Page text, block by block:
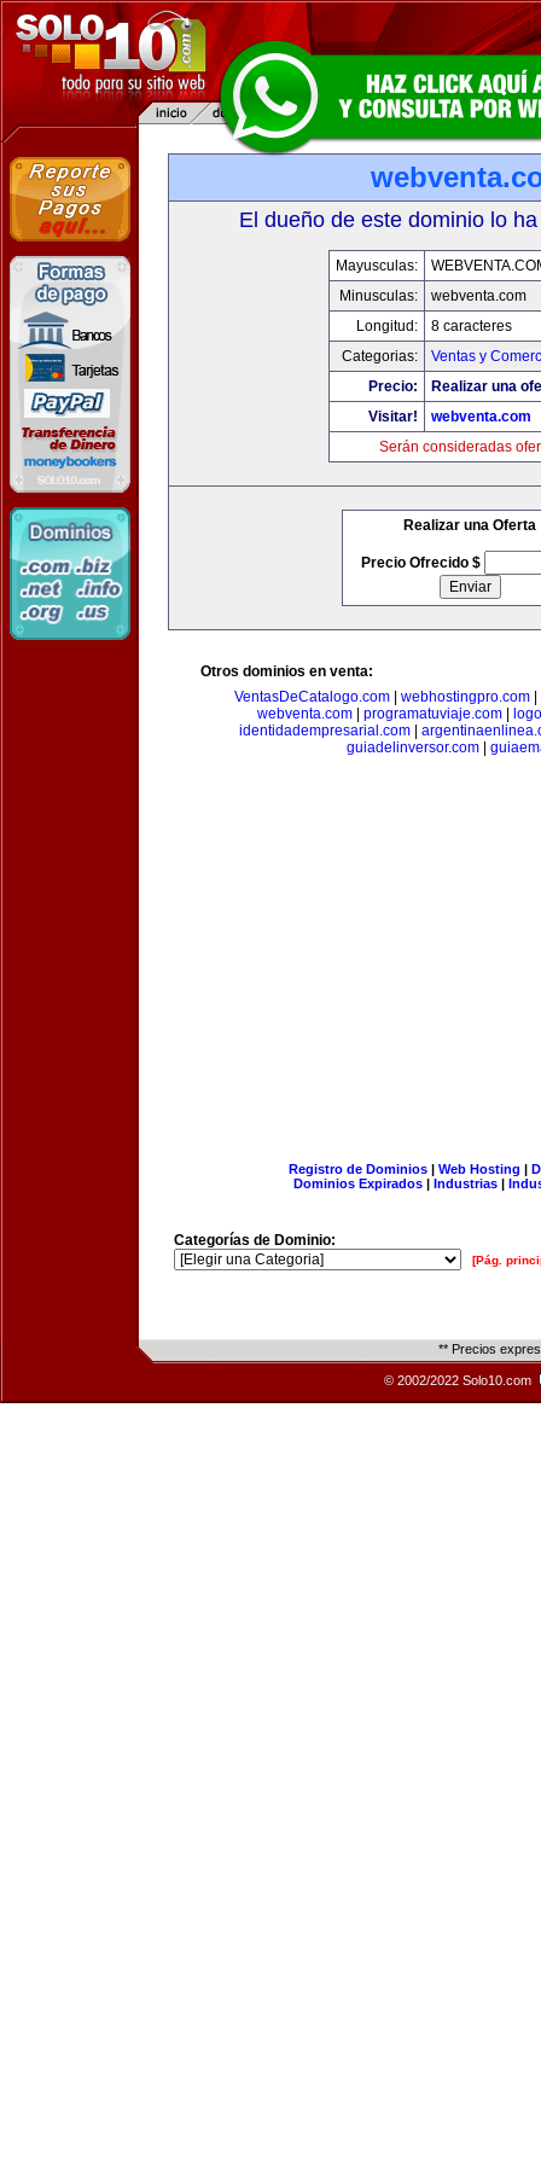
El dueño de este dominio lo
Mayusculas:
Minusculas:
webventa.com
Longitud:
8 caracteres
Categorias:
Ventas y
Precio:
Realizar una
Visitar!
webventa.com
Serán consideradas
Realizar una Oferta
Precio Ofrecido $
Otros dominios en venta:
VentasDeCatalogo.com| webhostingpro.com|
webventa.com
programatuviaje.com
identidadempresarial.com
guiadelinversor.com|
Registro de Dominios| Web Hosting |
Dominios Expirados | Industrias |
Categorías de Dominio:
[Pág.
** Precios
© 2002/2022 Solo10.com